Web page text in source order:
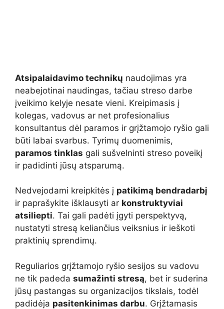
Atsipalaidavimo technikų naudojimas yra
neabejotinai naudingas, tačiau streso darbe
įveikimo kelyje nesate vieni. Kreipimasis į
kolegas, vadovus ar net profesionalius
konsultantus dėl paramos ir grįžtamojo ryšio gali
būti labai svarbus. Tyrimų duomenimis,
paramos tinklas gali sušvelninti streso poveikį
ir padidinti jūsų atsparumą.
Nedvejodami kreipkitės į patikimą bendradarbį
ir paprašykite išklausyti ar konstruktyviai
atsiliepti. Tai gali padėti įgyti perspektyvą,
nustatyti stresą keliančius veiksnius ir ieškoti
praktinių sprendimų.
Reguliarios grįžtamojo ryšio sesijos su vadovu
ne tik padeda sumažinti stresą, bet ir suderina
jūsų pastangas su organizacijos tikslais, todėl
padidėja pasitenkinimas darbu. Grįžtamasis